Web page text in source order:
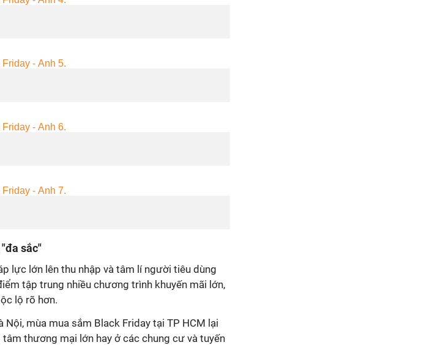
sắc"
lực lớn lên thu nhập và tâm lí người tiêu dùng
tập trung nhiều chương trình khuyến mãi lớn,
lộ rõ hơn.
mùa mua sắm Black Friday tại TP HCM lại
thương mại lớn hay ở các chung cư và tuyến